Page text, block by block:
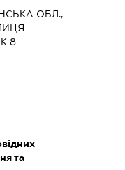
ОБЛ.,
8
та